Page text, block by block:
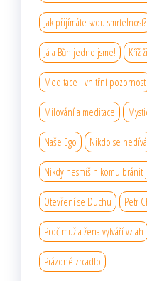
Jak přijímáte svou smrtelnost?
Já a Bůh jedno jsme! Kříž
Meditace - vnitřní pozornost
Milování a meditace
Naše Ego Nikdo se nedívá
Nikdy nesmíš nikomu bránit
Otevření se Duchu Petr
Proč muž a žena vytváří vztah
Prázdné zrcadlo